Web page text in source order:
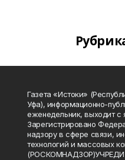
Газета «Истоки»
Уфа), информационно-
еженедельник, выходит с
Зарегистрировано
надзору в сфере связи,
технологий и массовых